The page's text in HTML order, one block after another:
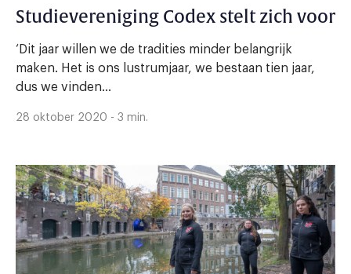
Studievereniging Codex stelt zich voor
‘Dit jaar willen we de tradities minder belangrijk
maken. Het is ons lustrumjaar, we bestaan tien jaar,
dus we vinden...
28 oktober 2020 - 3 min.